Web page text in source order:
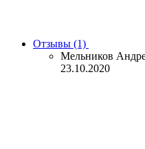
Отзывы (1)
Мельников
23.10.2020